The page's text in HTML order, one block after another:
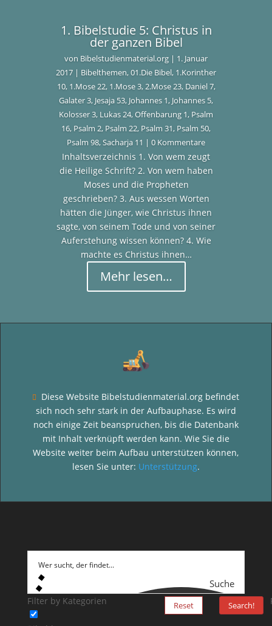
1. Bibelstudie 5: Christus in
der ganzen Bibel
von Bibelstudienmaterial.org | 1. Januar
2017 | Bibelthemen,01.Die Bibel, 1.Korinther
10, 1.Mose 22, 1.Mose 3,2.Mose 23, Daniel 7,
Galater 3, Jesaja 53, Johannes 1, Johannes 5,
Kolosser 3, Lukas 24,Offenbarung 1, Psalm
16, Psalm 2, Psalm 22, Psalm 31, Psalm 50,
Psalm 98,Sacharja 11 | 0 Kommentare
Inhaltsverzeichnis 1. Von wem zeugt
die Heilige Schrift? 2. Von wem haben
Moses und die Propheten
geschrieben? 3. Aus wessen Worten
hätten die Jünger, wie Christus ihnen
sagte, von seinem Tode und von seiner
Auferstehung wissen können? 4. Wie
machte es Christus ihnen…
Mehr lesen…

Diese Website Bibelstudienmaterial.org befindet
sich noch sehr stark in der Aufbauphase. Es wird
noch einige Zeit beanspruchen, bis die Datenbank
mit Inhalt verknüpft werden kann. Wie Sie die
Website weiter beim Aufbau unterstützen können,
lesen Sie unter: Unterstützung.
Suche
Filter by Kategorien Reset Search!